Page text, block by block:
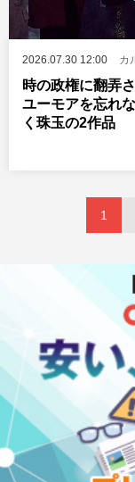
2026.07.30 12:00 カ
時の政権に翻弄
ユーモアを忘れ
く珠玉の2作品
1